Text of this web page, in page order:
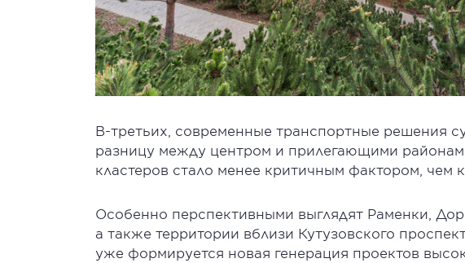
В-третьих, современные транспортные решения
разницу между центром и прилегающими
кластеров стало менее критичным фактором, чем
Особенно перспективными выглядят Раменки,
а также территории вблизи Кутузовского
уже формируется новая генерация проектов